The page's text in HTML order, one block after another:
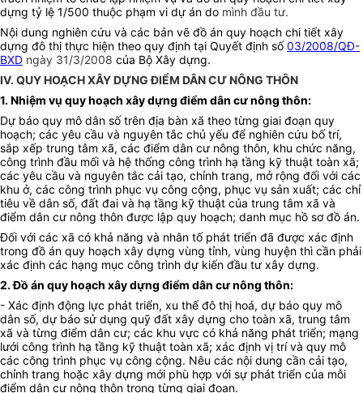
dựng tỷ lệ 1/500 thuộc phạm vi dự án do mình đầu tư.
Nội dung nghiên cứu và các bản vẽ đồ án quy hoạch chi tiết xây
dựng đô thị thực hiện theo quy định tại Quyết định số03/2008/QĐ-
BXD ngày 31/3/2008 của Bộ Xây dựng.
IV. QUY HOẠCH XÂY DỰNG ĐIỂM DÂN CƯ NÔNG THÔN
1. Nhiệm vụ quy hoạch xây dựng điểm dân cư nông thôn:
Dự báo quy mô dân số trên địa bàn xã theo từng giai đoạn quy
hoạch; các yêu cầu và nguyên tắc chủ yếu để nghiên cứu bố trí,
sắp xếp trung tâm xã, các điểm dân cư nông thôn, khu chức năng,
công trình đầu mối và hệ thống công trình hạ tầng kỹ thuật toàn xã;
các yêu cầu và nguyên tắc cải tạo, chỉnh trang, mở rộng đối với các
khu ở, các công trình phục vụ công cộng, phục vụ sản xuất; các chỉ
tiêu về dân số, đất đai và hạ tầng kỹ thuật của trung tâm xã và
điểm dân cư nông thôn được lập quy hoạch; danh mục hồ sơ đồ án.
Đối với các xã có khả năng và nhân tố phát triển đã được xác định
trong đồ án quy hoạch xây dựng vùng tỉnh, vùng huyện thì cần phải
xác định các hạng mục công trình dự kiến đầu tư xây dựng.
2. Đồ án quy hoạch xây dựng điểm dân cư nông thôn:
- Xác định động lực phát triển, xu thế đô thị hoá, dự báo quy mô
dân số, dự báo sử dụng quỹ đất xây dựng cho toàn xã, trung tâm
xã và từng điểm dân cư; các khu vực có khả năng phát triển; mạng
lưới công trình hạ tầng kỹ thuật toàn xã; xác định vị trí và quy mô
các công trình phục vụ công cộng. Nêu các nội dung cần cải tạo,
chỉnh trang hoặc xây dựng mới phù hợp với sự phát triển của mỗi
điểm dân cư nông thôn trong từng giai đoạn.